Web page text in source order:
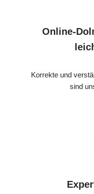
Online-
Korrekte und
sind